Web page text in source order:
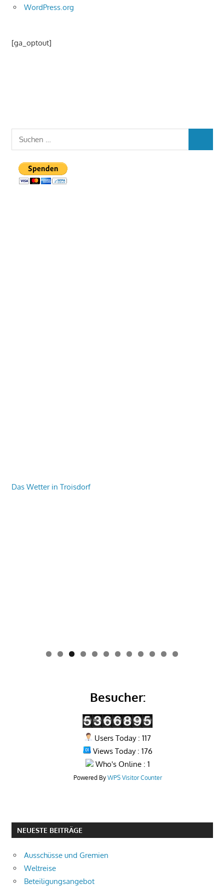
WordPress.org
[ga_optout]
Suchen
nach:
Das Wetter in Troisdorf
0 1 2
Besucher:
Users Today : 117
Views Today : 176
Who's Online : 1
Powered By WPS Visitor Counter
NEUESTE BEITRÄGE
Ausschüsse und Gremien
Weltreise
Beteiligungsangebot